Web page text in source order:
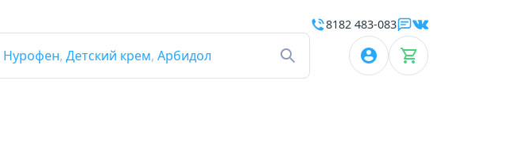
Нурофен, Детский крем, Арбидол
8182 483-083